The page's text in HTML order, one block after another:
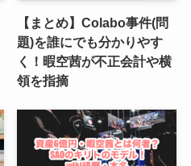
【まとめ】Colabo事件(問
題)を誰にでも分かりやす
く！暇空茜が不正会計や横
領を指摘